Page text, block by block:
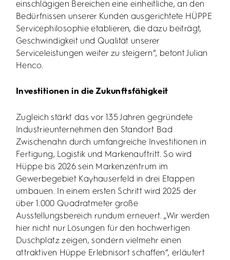
einschlägigen Bereichen eine einheitliche, an den
Bedürfnissen unserer Kunden ausgerichtete HÜPPE
Servicephilosophie etablieren, die dazu beiträgt,
Geschwindigkeit und Qualität unserer
Serviceleistungen weiter zu steigern“, betont Julian
Henco.
Investitionen in die Zukunftsfähigkeit
Zugleich stärkt das vor 135 Jahren gegründete
Industrieunternehmen den Standort Bad
Zwischenahn durch umfangreiche Investitionen in
Fertigung, Logistik und Markenauftritt. So wird
Hüppe bis 2026 sein Markenzentrum im
Gewerbegebiet Kayhauserfeld in drei Etappen
umbauen. In einem ersten Schritt wird 2025 der
über 1.000 Quadratmeter große
Ausstellungsbereich rundum erneuert. „Wir werden
hier nicht nur Lösungen für den hochwertigen
Duschplatz zeigen, sondern vielmehr einen
attraktiven Hüppe Erlebnisort schaffen“, erläutert